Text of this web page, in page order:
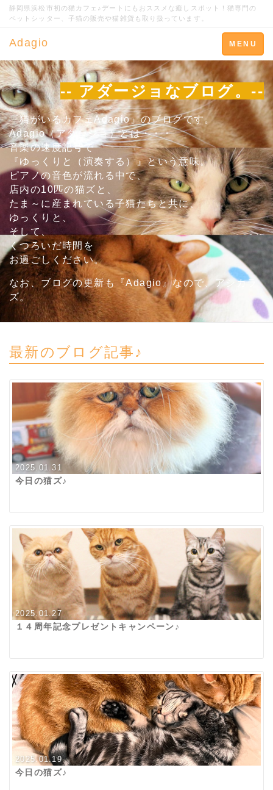
静岡県浜松市初の猫カフェ♪デートにもおススメな癒しスポット！猫専門の
ペットシッター、子猫の販売や猫雑貨も取り扱っています。
Toggle
navigation
MENU
Adagio
-- アダージョなブログ。--
『猫がいるカフェAdagio』のブログです。
Adagio（アダージョ）とは・・・
音楽の速度記号で
『ゆっくりと（演奏する）』という意味。
ピアノの音色が流れる中で、
店内の10匹の猫ズと、
たま～に産まれている子猫たちと共に、
ゆっくりと、
そして、
くつろいだ時間を
お過ごしください。
なお、ブログの更新も『Adagio』なので、アシカラ
ズ。
最新のブログ記事♪
2025.01.31
今日の猫ズ♪
2025.01.27
１４周年記念プレゼントキャンペーン♪
2025.01.19
今日の猫ズ♪